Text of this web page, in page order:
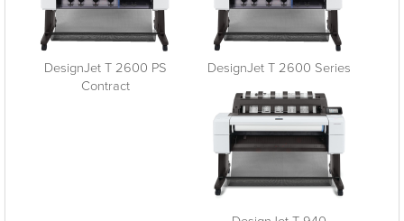
DesignJet T 2600 PS
Contract
DesignJet T 2600 Series